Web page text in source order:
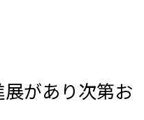
があり次第お